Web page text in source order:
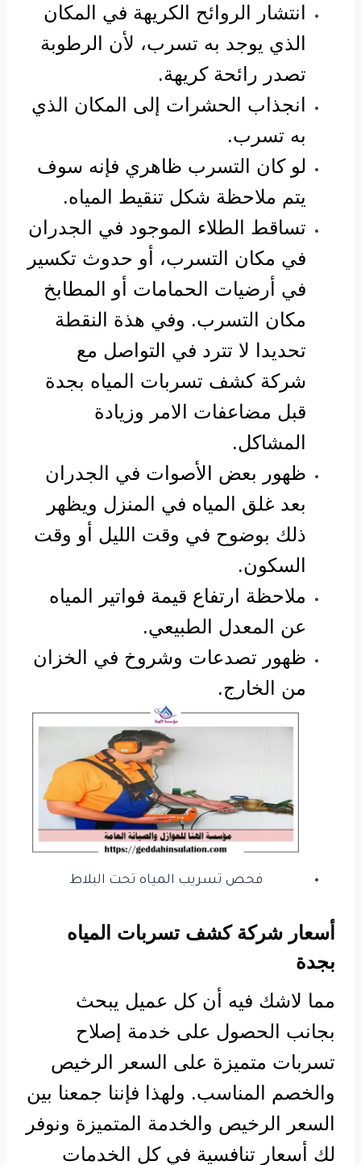
انتشار الروائح الكريهة في المكان
الذي يوجد به تسرب، لأن الرطوبة
تصدر رائحة كريهة.
انجذاب الحشرات إلى المكان الذي
به تسرب.
لو كان التسرب ظاهري فإنه سوف
يتم ملاحظة شكل تنقيط المياه.
تساقط الطلاء الموجود في الجدران
في مكان التسرب، أو حدوث تكسير
في أرضيات الحمامات أو المطابخ
مكان التسرب. وفي هذة النقطة
تحديدا لا تترد في التواصل مع
شركة كشف تسربات المياه بجدة
قبل مضاعفات الامر وزيادة
المشاكل.
ظهور بعض الأصوات في الجدران
بعد غلق المياه في المنزل ويظهر
ذلك بوضوح في وقت الليل أو وقت
السكون.
ملاحظة ارتفاع قيمة فواتير المياه
عن المعدل الطبيعي.
ظهور تصدعات وشروخ في الخزان
من الخارج.
فحص تسريب المياه تحت البلاط
أسعار شركة كشف تسربات المياه
بجدة
مما لاشك فيه أن كل عميل يبحث
بجانب الحصول على خدمة إصلاح
تسربات متميزة على السعر الرخيص
والخصم المناسب. ولهذا فإننا جمعنا بين
السعر الرخيص والخدمة المتميزة ونوفر
لك أسعار تنافسية في كل الخدمات